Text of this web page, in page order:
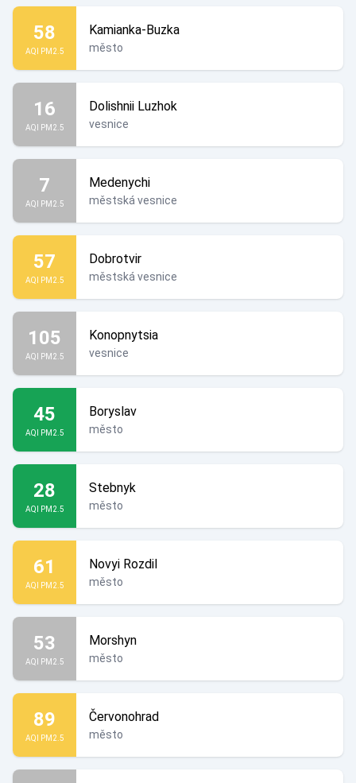
58
AQI PM2.5
Kamianka-Buzka
město
16
AQI PM2.5
Dolishnii Luzhok
vesnice
7
AQI PM2.5
Medenychi
městská vesnice
57
AQI PM2.5
Dobrotvir
městská vesnice
105
AQI PM2.5
Konopnytsia
vesnice
45
AQI PM2.5
Boryslav
město
28
AQI PM2.5
Stebnyk
město
61
AQI PM2.5
Novyi Rozdil
město
53
AQI PM2.5
Morshyn
město
89
AQI PM2.5
Červonohrad
město